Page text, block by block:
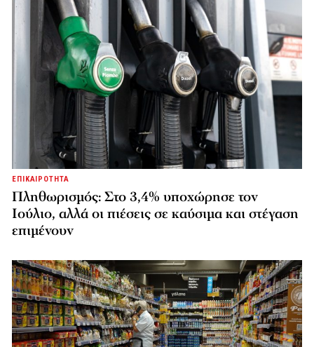
ΕΠΙΚΑΙΡΟΤΗΤΑ
Πληθωρισμός: Στο 3,4% υποχώρησε τον
Ιούλιο, αλλά οι πιέσεις σε καύσιμα και στέγαση
επιμένουν